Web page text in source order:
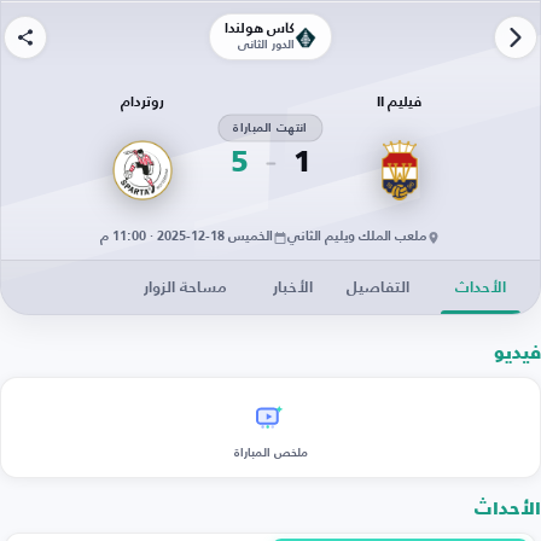
كأس هولندا
الدور الثاني
فيليم II
1
انتهت المباراة
5
روتردام
ملعب الملك ويليم الثاني الخميس 18-12-2025 · 11:00 م
الأحداث التفاصيل الأخبار مساحة الزوار
فيديو
ملخص المباراة
الأحداث